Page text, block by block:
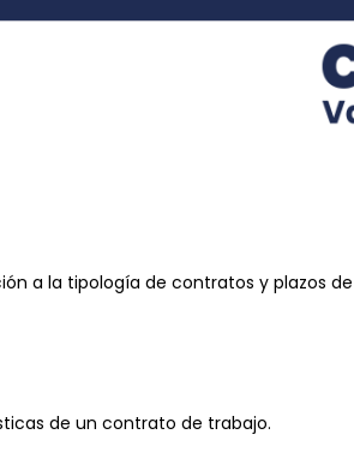
a la tipología de contratos y plazos
de un contrato de trabajo.